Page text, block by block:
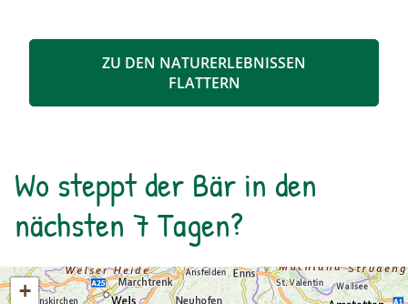
ZU DEN NATURERLEBNISSEN
FLATTERN
Wo steppt der Bär in den
nächsten 7 Tagen?
+